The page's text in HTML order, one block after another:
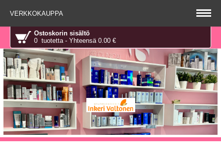
VERKKOKAUPPA
Ostoskorin sisältö
0 tuotetta - Yhteensä 0.00 €